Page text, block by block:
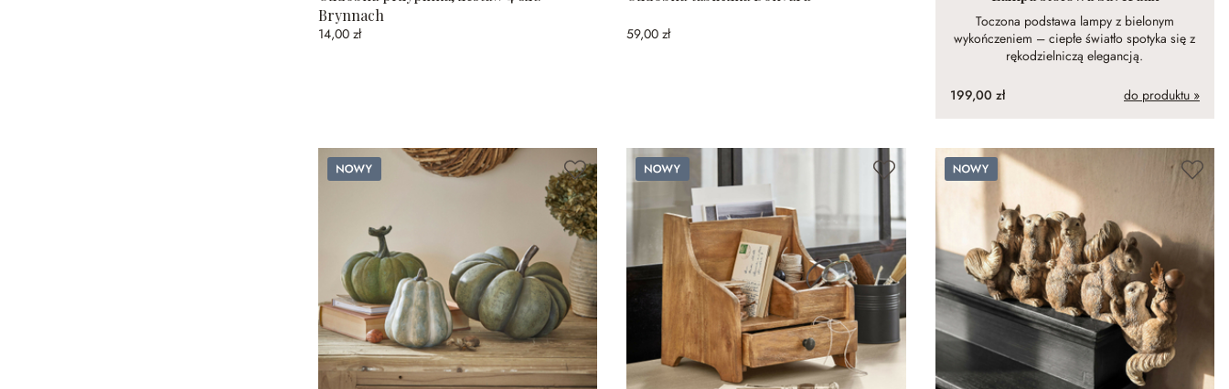
Brynnach
14,00 zł 59,00 zł
Toczona podstawa lampy z bielonym
wykończeniem – ciepłe światło spotyka się z
rękodzielniczą elegancją.
199,00 zł do produktu »
Nowy Nowy Nowy